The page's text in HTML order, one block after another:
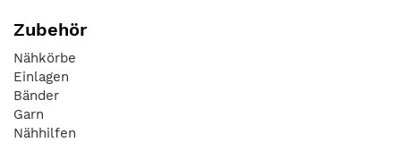
Zubehör
Nähkörbe
Einlagen
Bänder
Garn
Nähhilfen